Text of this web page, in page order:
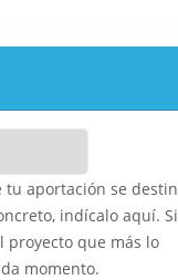
tu aportación se
indícalo aquí.
proyecto que más lo
momento.